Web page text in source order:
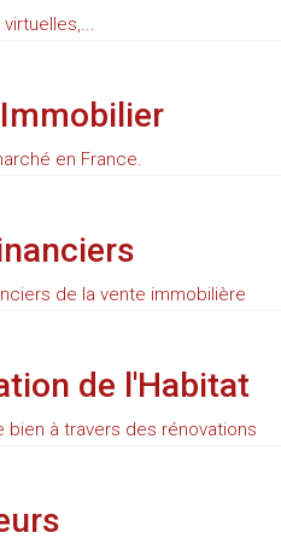
en France.
de la vente immobilière
de l'Habitat
bien à travers des rénovations